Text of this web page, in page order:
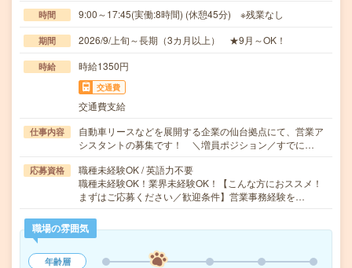
時間 9:00～17:45(実働:8時間) (休憩45分) ※残業なし
期間 2026/9/上旬～長期（3カ月以上） ★9月～OK！
時給 時給1350円
交通費
交通費支給
仕事内容
自動車リースなどを展開する企業の仙台拠点にて、営業ア
シスタントの募集です！ ＼増員ポジション／すでに…
応募資格
職種未経験OK / 英語力不要
職種未経験OK！業界未経験OK！【こんな方におススメ！
まずはご応募ください／歓迎条件】営業事務経験を…
職場の雰囲気
年齢層